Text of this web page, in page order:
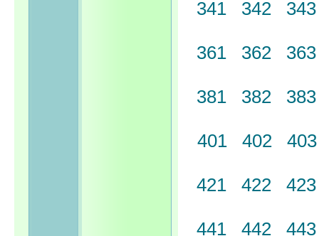
341 342
361 362
381 382
401 402
421 422
441 442